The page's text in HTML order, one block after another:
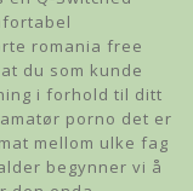
romania free
du som kunde
i forhold til ditt
porno det er
mellom ulke fag
begynner vi å